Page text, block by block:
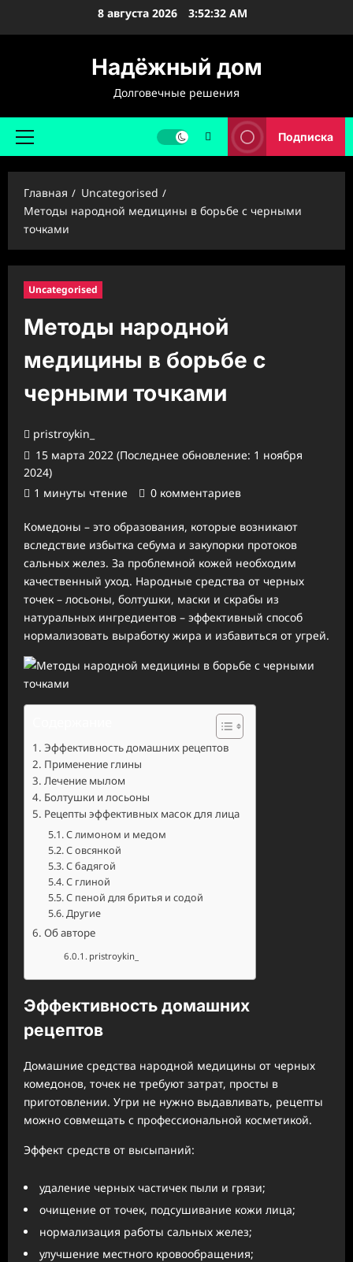
8 августа 2026 3:52:33 AM
Надёжный дом
Долговечные решения
Основное
Подписка
Главная
Uncategorised
Методы народной медицины в борьбе с черными
точками
Uncategorised
Методы народной
медицины в борьбе с
черными точками
pristroykin_
15 марта 2022 (Последнее обновление: 1 ноября
2024)
1 минуты чтение
0 комментариев
Комедоны – это образования, которые возникают
вследствие избытка себума и закупорки протоков
сальных желез. За проблемной кожей необходим
качественный уход. Народные средства от черных
точек – лосьоны, болтушки, маски и скрабы из
натуральных ингредиентов – эффективный способ
нормализовать выработку жира и избавиться от угрей.
Эффективность домашних рецептов
Применение глины
Лечение мылом
Болтушки и лосьоны
Рецепты эффективных масок для лица
С лимоном и медом
С овсянкой
С бадягой
С глиной
С пеной для бритья и содой
Другие
Об авторе
pristroykin_
Эффективность домашних
рецептов
Домашние средства народной медицины от черных
комедонов, точек не требуют затрат, просты в
приготовлении. Угри не нужно выдавливать, рецепты
можно совмещать с профессиональной косметикой.
Эффект средств от высыпаний:
удаление черных частичек пыли и грязи;
очищение от точек, подсушивание кожи лица;
нормализация работы сальных желез;
улучшение местного кровообращения;